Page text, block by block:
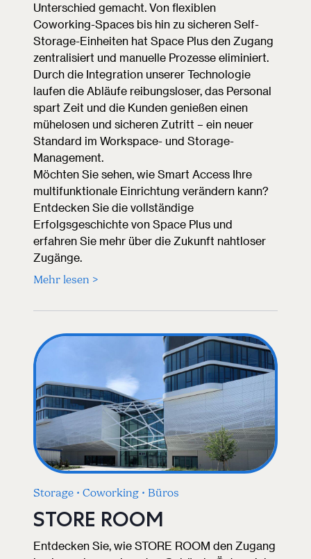
Unterschied gemacht. Von flexiblen
Coworking-Spaces bis hin zu sicheren Self-
Storage-Einheiten hat Space Plus den Zugang
zentralisiert und manuelle Prozesse eliminiert.
Durch die Integration unserer Technologie
laufen die Abläufe reibungsloser, das Personal
spart Zeit und die Kunden genießen einen
mühelosen und sicheren Zutritt – ein neuer
Standard im Workspace- und Storage-
Management.
Möchten Sie sehen, wie Smart Access Ihre
multifunktionale Einrichtung verändern kann?
Entdecken Sie die vollständige
Erfolgsgeschichte von Space Plus und
erfahren Sie mehr über die Zukunft nahtloser
Zugänge.
Mehr lesen >
Storage • Coworking • Büros
STORE ROOM
Entdecken Sie, wie STORE ROOM den Zugang